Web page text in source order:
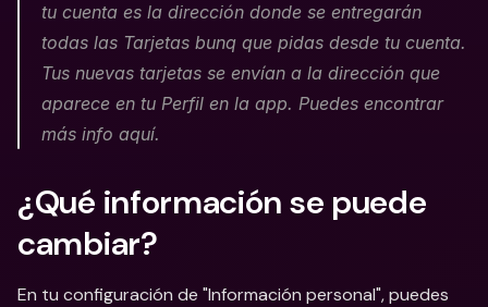
tu cuenta es la dirección donde se entregarán
todas las Tarjetas bunq que pidas desde tu cuenta.
Tus nuevas tarjetas se envían a la dirección que
aparece en tu Perfil en la app. Puedes encontrar
más info aquí.
¿Qué información se puede
cambiar?
En tu configuración de "Información personal", puedes